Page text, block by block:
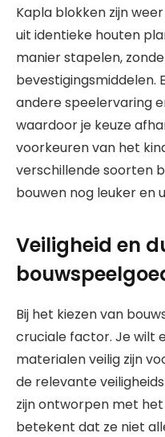
Kapla blokken zijn
uit identieke houten
manier stapelen,
bevestigingsmiddelen.
andere speelervaring
waardoor je keuze
voorkeuren van het
verschillende soorten
bouwen nog leuker en
Veiligheid en
Bij het kiezen van
cruciale factor. Je wilt
materialen veilig zijn
de relevante
zijn ontworpen met
betekent dat ze niet